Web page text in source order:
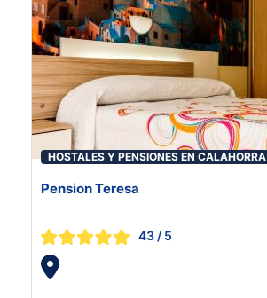
HOSTALES Y PENSIONES EN CALAHORRA
Pension Teresa
43 / 5